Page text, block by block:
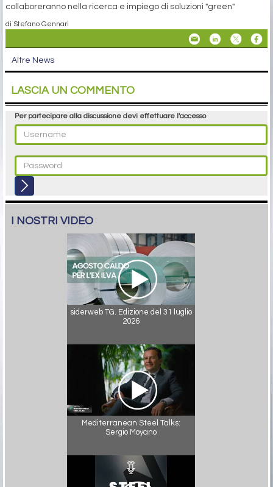
collaboreranno nella ricerca e impiego di soluzioni "green"
di Stefano Gennari
Altre News
LASCIA UN COMMENTO
Per partecipare alla discussione devi effettuare l'accesso
I NOSTRI VIDEO
siderweb TG. Edizione del 31 luglio
2026
Mediterranean Steel Talks:
Sergio Moyano